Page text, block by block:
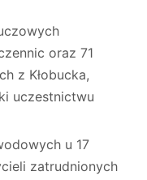
oraz 71
z Kłobucka,
uczestnictwu
u 17
zatrudnionych